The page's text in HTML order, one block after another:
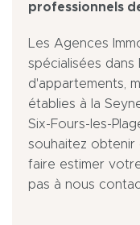
professionnels
Les Agences
spécialisées
d'appartements,
établies à la
Six-Fours-les-
souhaitez obtenir
faire estimer
pas à nous